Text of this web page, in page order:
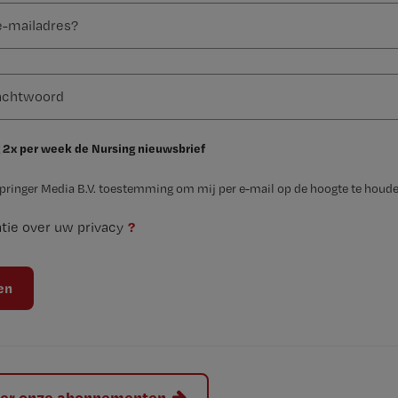
2x per week de Nursing nieuwsbrief
Media B.V. toestemming om mij per e-mail op de hoogte te
over uw privacy ?